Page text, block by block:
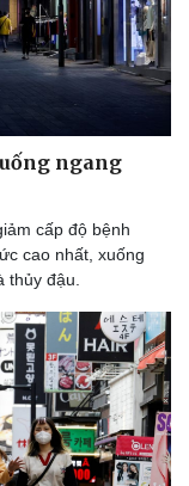
thời sự
đêm khuya
yêu
ngang
cấp độ bệnh
cao nhất, xuống
đậu.